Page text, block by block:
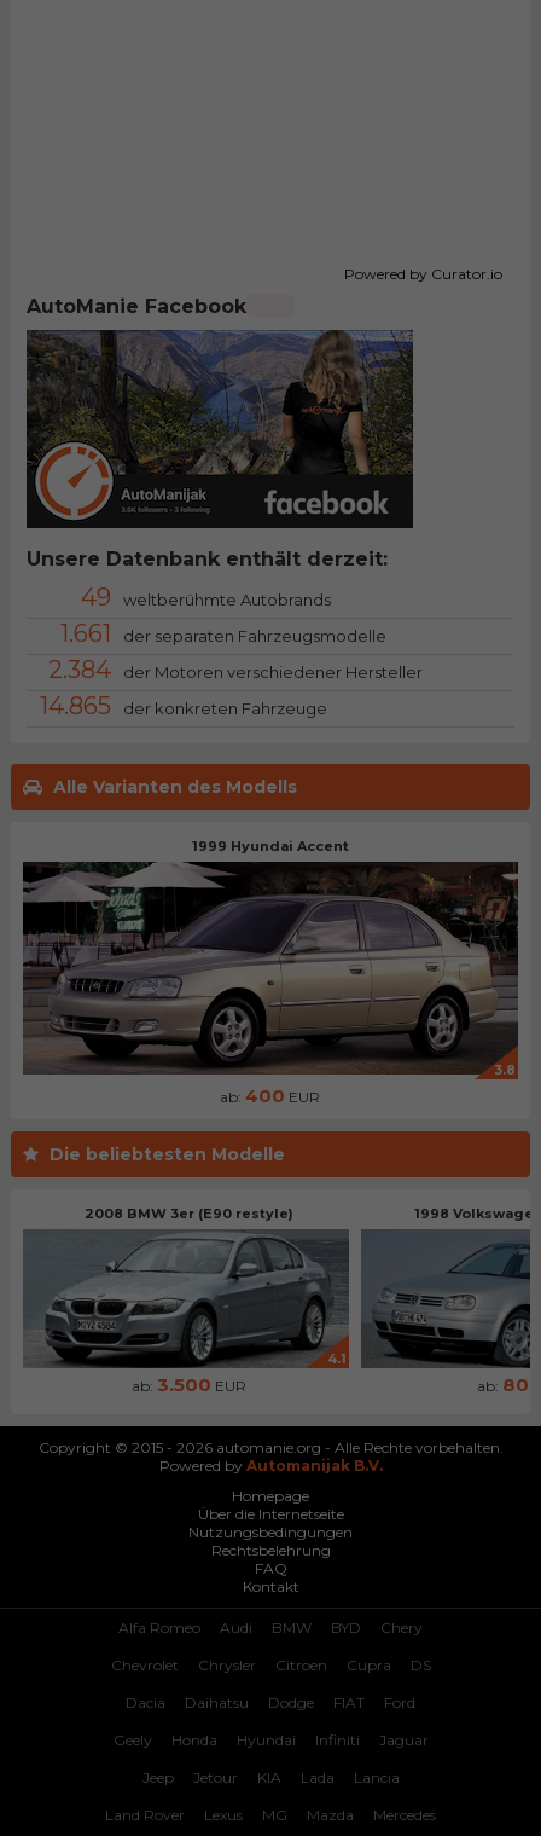
Alle Varianten des Modells
1999 Hyundai Accent
3.8
ab:400 EUR
Die beliebtesten Modelle
2008 BMW 3er (E90 restyle)
4.1
ab: 3.500 EUR
1998
ab: 800
Powered by Curator.io
AutoManie Facebook
Unsere Datenbank enthält derzeit:
49 weltberühmte Autobrands
1.661 der separaten Fahrzeugsmodelle
2.384 der Motoren verschiedener Hersteller
14.865 der konkreten Fahrzeuge
Copyright © 2015 - 2026 automanie.org - Alle Rechte vorbehalten.
Powered by Automanijak B.V.
Homepage
Über die Internetseite
Nutzungsbedingungen
Rechtsbelehrung
FAQ
Kontakt
Alfa Romeo Audi BMW BYD Chery
Chevrolet Chrysler Citroen Cupra DS
Dacia Daihatsu Dodge FIAT Ford
Geely Honda Hyundai Infiniti Jaguar
Jeep Jetour KIA Lada Lancia
Land Rover Lexus MG Mazda Mercedes